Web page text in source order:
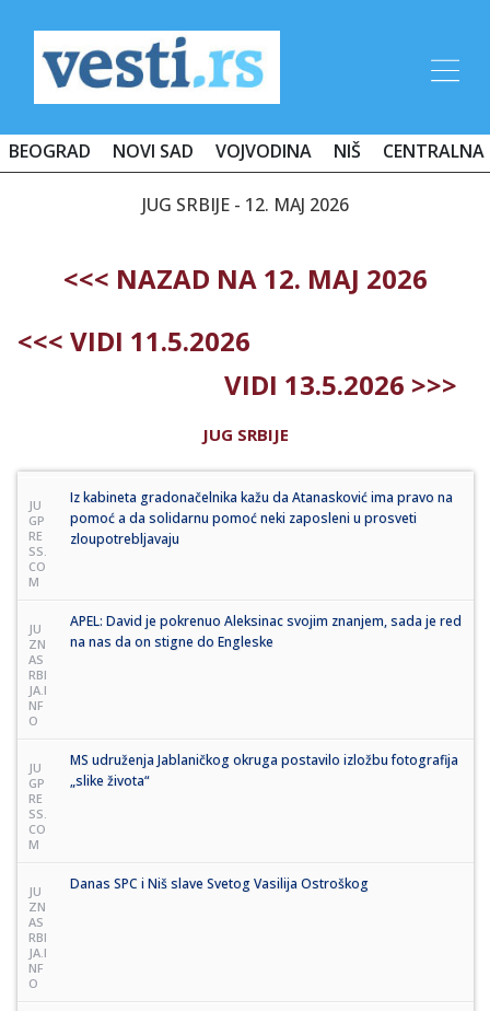
BEOGRAD NOVI SAD VOJVODINA NIŠ CENTRALNA
JUG SRBIJE - 12. MAJ 2026
<<< NAZAD NA 12. MAJ 2026
<<< VIDI 11.5.2026
VIDI 13.5.2026 >>>
JUG SRBIJE
JU
GP
RE
SS.
CO
M
Iz kabineta gradonačelnika kažu da Atanasković ima pravo na
pomoć a da solidarnu pomoć neki zaposleni u prosveti
zloupotrebljavaju
JU
ZN
AS
RBI
JA.I
NF
O
APEL: David je pokrenuo Aleksinac svojim znanjem, sada je red
na nas da on stigne do Engleske
JU
GP
RE
SS.
CO
M
MS udruženja Jablaničkog okruga postavilo izložbu fotografija
„slike života“
JU
ZN
AS
RBI
JA.I
NF
O
Danas SPC i Niš slave Svetog Vasilija Ostroškog